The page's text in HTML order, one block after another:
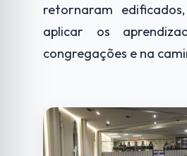
retornaram
aplicar os
congregações e na